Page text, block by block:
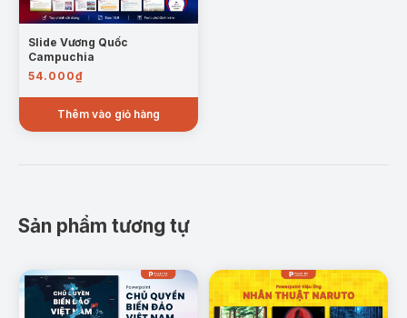
Slide Vương Quốc
Campuchia
54.000₫
Thêm vào giỏ hàng
Sản phẩm tương tự